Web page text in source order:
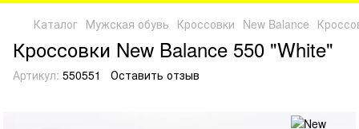
Каталог Мужская обувь Кроссовки New Balance
Кроссовки New Balance 550 "White"
Артикул: 550551 Оставить отзыв